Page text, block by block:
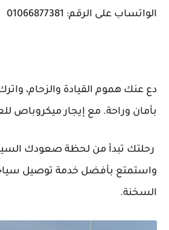
الواتساب على الرقم: 01066877381
دع عنك هموم القيادة والزحام،
بأمان وراحة. مع إيجار ميكروباص
رحلتك تبدأ من لحظة صعودك
واستمتع بأفضل خدمة توصيل
السخنة.